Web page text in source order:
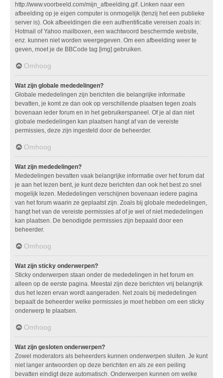
http://www.voorbeeld.com/mijn_afbeelding.gif. Linken naar een
afbeelding op je eigen computer is onmogelijk (tenzij het een publieke
server is). Ook afbeeldingen die een authentificatie vereisen zoals in:
Hotmail of Yahoo mailboxen, een wachtwoord beschermde website,
enz. kunnen niet worden weergegeven. Om een afbeelding weer te
geven, moet je de BBCode tag [img] gebruiken.
Omhoog
Wat zijn globale mededelingen?
Globale mededelingen zijn berichten die belangrijke informatie
bevatten, je komt ze dan ook op verschillende plaatsen tegen zoals
bovenaan ieder forum en in het gebruikerspaneel. Of je al dan niet
globale mededelingen kan plaatsen hangt af van de vereiste
permissies, deze zijn ingesteld door de beheerder.
Omhoog
Wat zijn mededelingen?
Mededelingen bevatten vaak belangrijke informatie over het forum dat
je aan het lezen bent, je kunt deze berichten dan ook het best zo snel
mogelijk lezen. Mededelingen verschijnen bovenaan iedere pagina
van het forum waarin ze geplaatst zijn. Zoals bij globale mededelingen,
hangt het van de vereiste permissies af of je wel of niet mededelingen
kan plaatsen. De benodigde permissies zijn bepaald door een
beheerder.
Omhoog
Wat zijn sticky onderwerpen?
Sticky onderwerpen staan onder de mededelingen in het forum en
alleen op de eerste pagina. Meestal zijn deze berichten vrij belangrijk
dus het lezen ervan wordt aangeraden. Net zoals bij mededelingen
bepaalt de beheerder welke permissies je moet hebben om een sticky
onderwerp te plaatsen.
Omhoog
Wat zijn gesloten onderwerpen?
Zowel moderators als beheerders kunnen onderwerpen sluiten. Je kunt
niet langer antwoorden op deze berichten en als ze een peiling
bevatten eindigt deze automatisch. Onderwerpen kunnen om welke